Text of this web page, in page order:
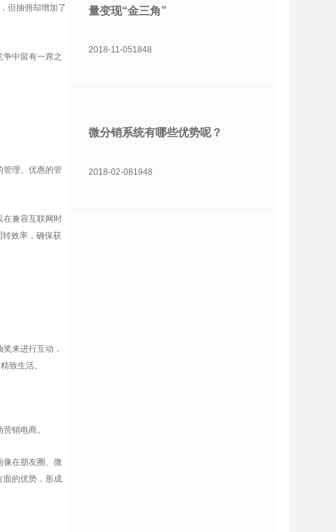
量变现“金三角”
2018-11-051848
微分销系统有哪些优势呢？
2018-02-081948
但抽佣却增加了
中留有一席之
管理、优惠的管
在兼容互联网时
转效率，确保获
来进行互动，
致生活。
销电商。
像在朋友圈、微
面的优势，形成